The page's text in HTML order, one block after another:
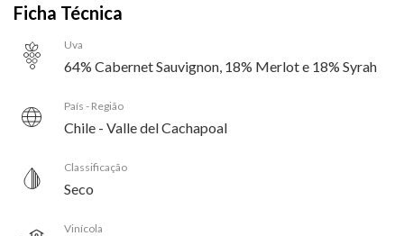
Ficha Técnica
Uva
64% Cabernet Sauvignon, 18% Merlot e 18% Syrah
País - Região
Chile - Valle del Cachapoal
Classificação
Seco
Vinícola